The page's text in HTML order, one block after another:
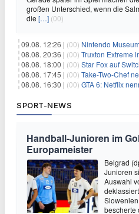
großen Unterschied, wenn die
die […] (00)
09.08. 12:26 | (00) Nintendo Museum:
08.08. 20:36 | (00) Truxton Extreme im Test:
08.08. 18:00 | (00) Star Fox auf
08.08. 17:45 | (00) Take-Two-Chef nennt
08.08. 16:30 | (00) GTA 6: Netflix nennt
SPORT-NEWS
Handball-Junioren im
Europameister
Belgrad
Junioren
Auswahl
bescherte